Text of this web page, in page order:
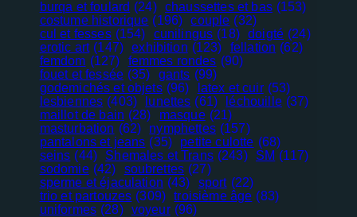
burqa et foulard (24) chaussettes et bas (153)
costume historique (196) couple (32)
cul et fesses (154) cunilingus (18) doigté (24)
erotic art (147) exhibition (123) fellation (62)
femdom (127) femmes rondes (90)
fouet et fessée (35) gants (99)
godemichés et objets (96) latex et cuir (53)
lesbiennes (403) lunettes (61) léchouille (37)
maillot de bain (28) masque (21)
masturbation (62) nymphettes (157)
pantalons et jeans (35) petite culotte (68)
seins (44) Shemales et Trans (243) SM (117)
sodomie (42) soubrettes (27)
sperme et éjaculation (43) sport (22)
trio et partouzes (309) troisième âge (83)
uniformes (28) voyeur (96)
Nécessaire
Ces cookies
ne sont pas